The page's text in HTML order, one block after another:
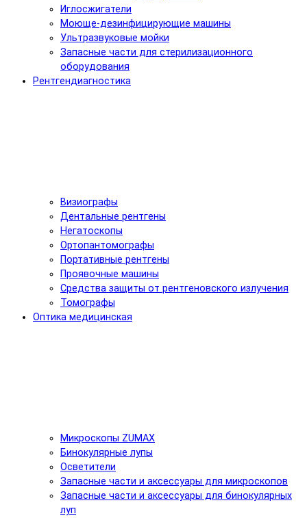
Иглосжигатели
Моюще-дезинфицирующие машины
Ультразвуковые мойки
Запасные части для стерилизационного
оборудования
Рентгендиагностика
Визиографы
Дентальные рентгены
Негатоскопы
Ортопантомографы
Портативные рентгены
Проявочные машины
Средства защиты от рентгеновского излучения
Томографы
Оптика медицинская
Микроскопы ZUMAX
Бинокулярные лупы
Осветители
Запасные части и аксессуары для микроскопов
Запасные части и аксессуары для бинокулярных
луп